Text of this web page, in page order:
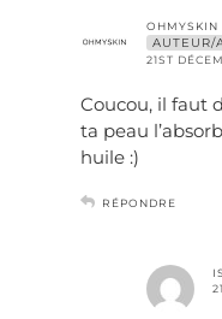
OHMYSKIN
AUTEUR/
21ST
Coucou, il faut
ta peau
huile :)
RÉPONDRE